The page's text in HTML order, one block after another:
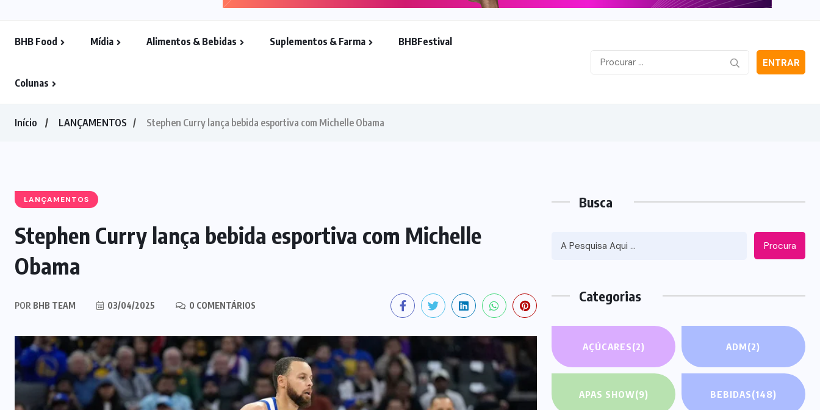
BHB Food Mídia Alimentos & Bebidas Suplementos & Farma BHBFestival
Colunas
ENTRAR
Início LANÇAMENTOS Stephen Curry lança bebida esportiva com Michelle Obama
LANÇAMENTOS
Stephen Curry lança bebida esportiva com Michelle
Obama
POR BHB TEAM 03/04/2025 0 COMENTÁRIOS
Busca
Procura
Categorias
AÇÚCARES(2) ADM(2)
APAS SHOW(9) BEBIDAS(148)